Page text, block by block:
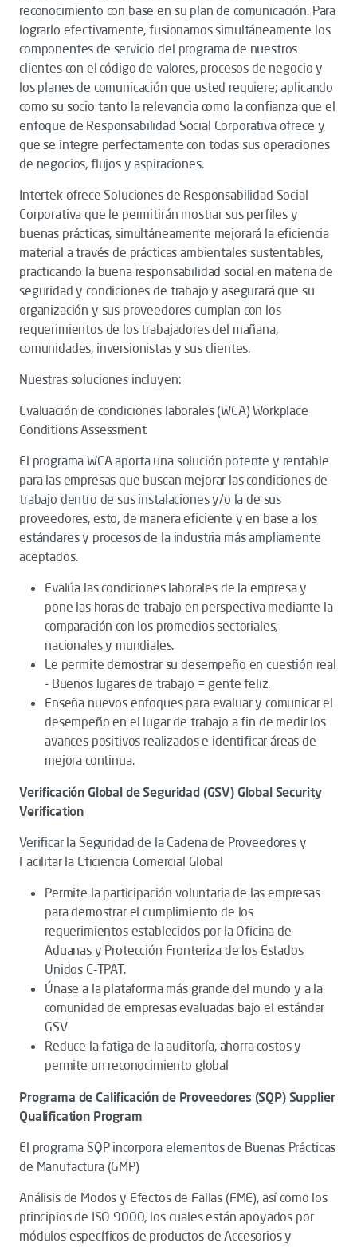
reconocimiento con base en su plan de comunicación. Para
lograrlo efectivamente, fusionamos simultáneamente los
componentes de servicio del programa de nuestros
clientes con el código de valores, procesos de negocio y
los planes de comunicación que usted requiere; aplicando
como su socio tanto la relevancia como la confianza que el
enfoque de Responsabilidad Social Corporativa ofrece y
que se integre perfectamente con todas sus operaciones
de negocios, flujos y aspiraciones.
Intertek ofrece Soluciones de Responsabilidad Social
Corporativa que le permitirán mostrar sus perfiles y
buenas prácticas, simultáneamente mejorará la eficiencia
material a través de prácticas ambientales sustentables,
practicando la buena responsabilidad social en materia de
seguridad y condiciones de trabajo y asegurará que su
organización y sus proveedores cumplan con los
requerimientos de los trabajadores del mañana,
comunidades, inversionistas y sus clientes.
Nuestras soluciones incluyen:
Evaluación de condiciones laborales (WCA) Workplace
Conditions Assessment
El programa WCA aporta una solución potente y rentable
para las empresas que buscan mejorar las condiciones de
trabajo dentro de sus instalaciones y/o la de sus
proveedores, esto, de manera eficiente y en base a los
estándares y procesos de la industria más ampliamente
aceptados.
Evalúa las condiciones laborales de la empresa y
pone las horas de trabajo en perspectiva mediante la
comparación con los promedios sectoriales,
nacionales y mundiales.
Le permite demostrar su desempeño en cuestión real
- Buenos lugares de trabajo = gente feliz.
Enseña nuevos enfoques para evaluar y comunicar el
desempeño en el lugar de trabajo a fin de medir los
avances positivos realizados e identificar áreas de
mejora continua.
Verificación Global de Seguridad (GSV) Global Security
Verification
Verificar la Seguridad de la Cadena de Proveedores y
Facilitar la Eficiencia Comercial Global
Permite la participación voluntaria de las empresas
para demostrar el cumplimiento de los
requerimientos establecidos por la Oficina de
Aduanas y Protección Fronteriza de los Estados
Unidos C-TPAT.
Únase a la plataforma más grande del mundo y a la
comunidad de empresas evaluadas bajo el estándar
GSV
Reduce la fatiga de la auditoría, ahorra costos y
permite un reconocimiento global
Programa de Calificación de Proveedores (SQP) Supplier
Qualification Program
El programa SQP incorpora elementos de Buenas Prácticas
de Manufactura (GMP)
Análisis de Modos y Efectos de Fallas (FME), así como los
principios de ISO 9000, los cuales están apoyados por
módulos específicos de productos de Accesorios y